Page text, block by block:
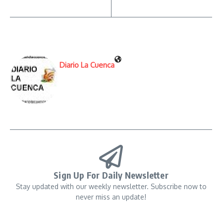
Diario La Cuenca
Sign Up For Daily Newsletter
Stay updated with our weekly newsletter. Subscribe now to
never miss an update!